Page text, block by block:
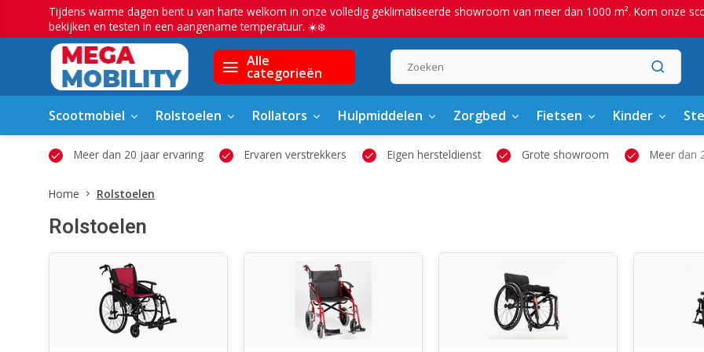
Tijdens warme dagen bent u van harte welkom in onze volledig geklimatiseerde showroom van meer dan 1000 m². Kom onze
bekijken en testen in een aangename temperatuur. ☀️❄️
Alle
categorieën
Scootmobiel Rolstoelen Rollators Hulpmiddelen Zorgbed Fietsen Kinder
Meer dan 20 jaar ervaring Ervaren verstrekkers Eigen hersteldienst Grote showroom Meer dan
Home Rolstoelen
Rolstoelen